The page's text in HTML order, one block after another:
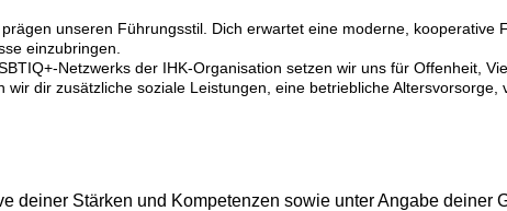
unseren Führungsstil. Dich erwartet eine moderne, kooperative
einzubringen.
Netzwerks der IHK-Organisation setzen wir uns für Offenheit,
dir zusätzliche soziale Leistungen, eine betriebliche
Stärken und Kompetenzen sowie unter Angabe deiner